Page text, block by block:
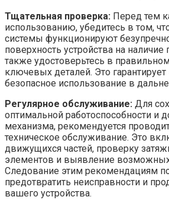
Тщательная проверка: Перед тем
использованию, убедитесь в том,
системы функционируют
поверхность устройства на
также удостоверьтесь в
ключевых деталей. Это
безопасное использование в
Регулярное обслуживание: Для
оптимальной работоспособности и
механизма, рекомендуется
техническое обслуживание. Это
движущихся частей, проверку
элементов и выявление возможных
Следование этим рекомендациям
предотвратить неисправности и
вашего устройства.